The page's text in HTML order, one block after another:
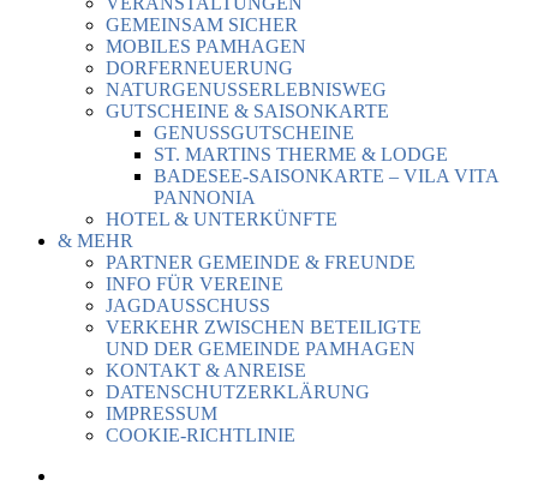
GEMEINSAM SICHER
MOBILES PAMHAGEN
DORFERNEUERUNG
NATURGENUSSERLEBNISWEG
GUTSCHEINE & SAISONKARTE
GENUSSGUTSCHEINE
ST. MARTINS THERME & LODGE
BADESEE-SAISONKARTE – VILA VITA
PANNONIA
HOTEL & UNTERKÜNFTE
& MEHR
PARTNER GEMEINDE & FREUNDE
INFO FÜR VEREINE
JAGDAUSSCHUSS
VERKEHR ZWISCHEN BETEILIGTE
UND DER GEMEINDE PAMHAGEN
KONTAKT & ANREISE
DATENSCHUTZERKLÄRUNG
IMPRESSUM
COOKIE-RICHTLINIE